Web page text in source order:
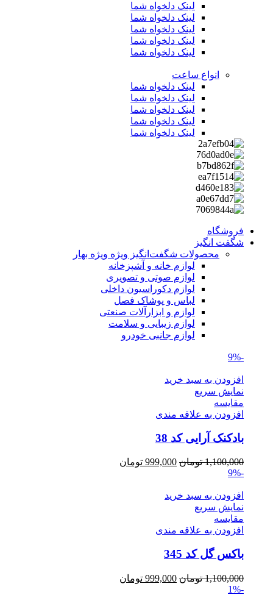
لینک دلخواه شما
لینک دلخواه شما
لینک دلخواه شما
لینک دلخواه شما
لینک دلخواه شما
انواع ساعت
لینک دلخواه شما
لینک دلخواه شما
لینک دلخواه شما
لینک دلخواه شما
لینک دلخواه شما
فروشگاه
شگفت انگیز
محصولات شگفت‌انگیز ویژه ویژه بهار
لوازم خانه و آشپزخانه
لوازم صوتی و تصویری
لوازم دکوراسیون داخلی
لباس و پوشاک فصل
لوازم و ابزارآلات صنعتی
لوازم زیبایی و سلامت
لوازم جانبی خودرو
-9%
افزودن به سبد خرید
نمایش سریع
مقايسه
افزودن به علاقه مندی
بادکنک آرایی کد 38
1,100,000 تومان Original
1,100,000 تومان.
999,000 تومان
-9%
افزودن به سبد خرید
نمایش سریع
مقايسه
افزودن به علاقه مندی
باکس گل کد 345
1,100,000 تومان Original
999,000 تومان
-1%